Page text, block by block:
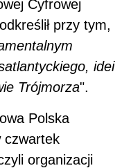
Cyfrowej
przy tym,
idei
Trójmorza".
Polska
czwartek
organizacji